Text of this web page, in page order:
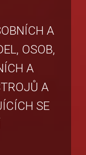
A
OSOB,
A
A
SE